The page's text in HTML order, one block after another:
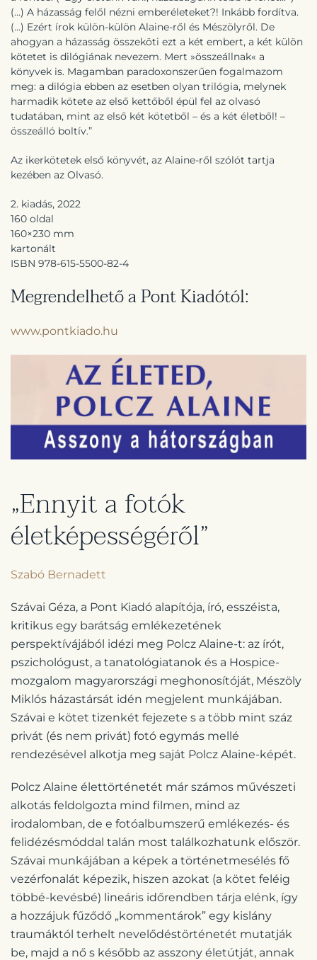
(...) A házasság felől nézni emberéleteket?! Inkább fordítva.
(...) Ezért írok külön-külön Alaine-ről és Mészölyről. De
ahogyan a házasság összeköti ezt a két embert, a két külön
kötetet is dilógiának nevezem. Mert »összeállnak« a
könyvek is. Magamban paradoxonszerűen fogalmazom
meg: a dilógia ebben az esetben olyan trilógia, melynek
harmadik kötete az első kettőből épül fel az olvasó
tudatában, mint az első két kötetből – és a két életből! –
összeálló boltív.”
Az ikerkötetek első könyvét, az Alaine-ről szólót tartja
kezében az Olvasó.
2. kiadás, 2022
160 oldal
160×230 mm
kartonált
ISBN 978-615-5500-82-4
Megrendelhető a Pont Kiadótól:
www.pontkiado.hu
„Ennyit a fotók
életképességéről”
Szabó Bernadett
Szávai Géza, a Pont Kiadó alapítója, író, esszéista,
kritikus egy barátság emlékezetének
perspektívájából idézi meg Polcz Alaine-t: az írót,
pszichológust, a tanatológiatanok és a Hospice-
mozgalom magyarországi meghonosítóját, Mészöly
Miklós házastársát idén megjelent munkájában.
Szávai e kötet tizenkét fejezete s a több mint száz
privát (és nem privát) fotó egymás mellé
rendezésével alkotja meg saját Polcz Alaine-képét.
Polcz Alaine élettörténetét már számos művészeti
alkotás feldolgozta mind filmen, mind az
irodalomban, de e fotóalbumszerű emlékezés- és
felidézésmóddal talán most találkozhatunk először.
Szávai munkájában a képek a történetmesélés fő
vezérfonalát képezik, hiszen azokat (a kötet feléig
többé-kevésbé) lineáris időrendben tárja elénk, így
a hozzájuk fűződő „kommentárok” egy kislány
traumáktól terhelt nevelődéstörténetét mutatják
be, majd a nő s később az asszony életútját, annak